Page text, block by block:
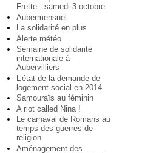
Frette : samedi 3 octobre
Aubermensuel
La solidarité en plus
Alerte météo
Semaine de solidarité
internationale à
Aubervilliers
L’état de la demande de
logement social en 2014
Samouraïs au féminin
A riot called Nina !
Le carnaval de Romans au
temps des guerres de
religion
Aménagement des